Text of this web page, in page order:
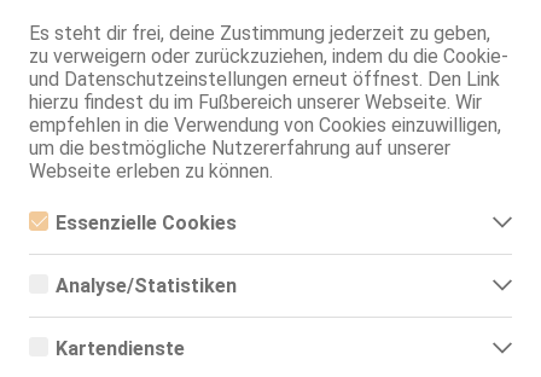
Es steht dir frei, deine Zustimmung jederzeit zu geben,
zu verweigern oder zurückzuziehen, indem du die Cookie-
und Datenschutzeinstellungen erneut öffnest. Den Link
hierzu findest du im Fußbereich unserer Webseite. Wir
empfehlen in die Verwendung von Cookies einzuwilligen,
um die bestmögliche Nutzererfahrung auf unserer
Webseite erleben zu können.
Essenzielle Cookies
Essenzielle Cookies sind alle notwendigen Cookies, die für den
ermöglicht werden. Die Webseite kann ohne diese Cookies nicht
Analyse/Statistiken
Analyse- bzw. Statistikcookies sind Cookies, die der Analyse der
Zugriffsstatistiken dienen. Sie helfen den Webseiten-Besitzern zu
Kartendienste
Intimbereich: total rasiert
Haare:
wechselnd, rückenlang,
gelockt
Augen: braun
Haut: mittel
Sprachen:
Deutsch
Verkehr:
GV
Franz. beidseitig